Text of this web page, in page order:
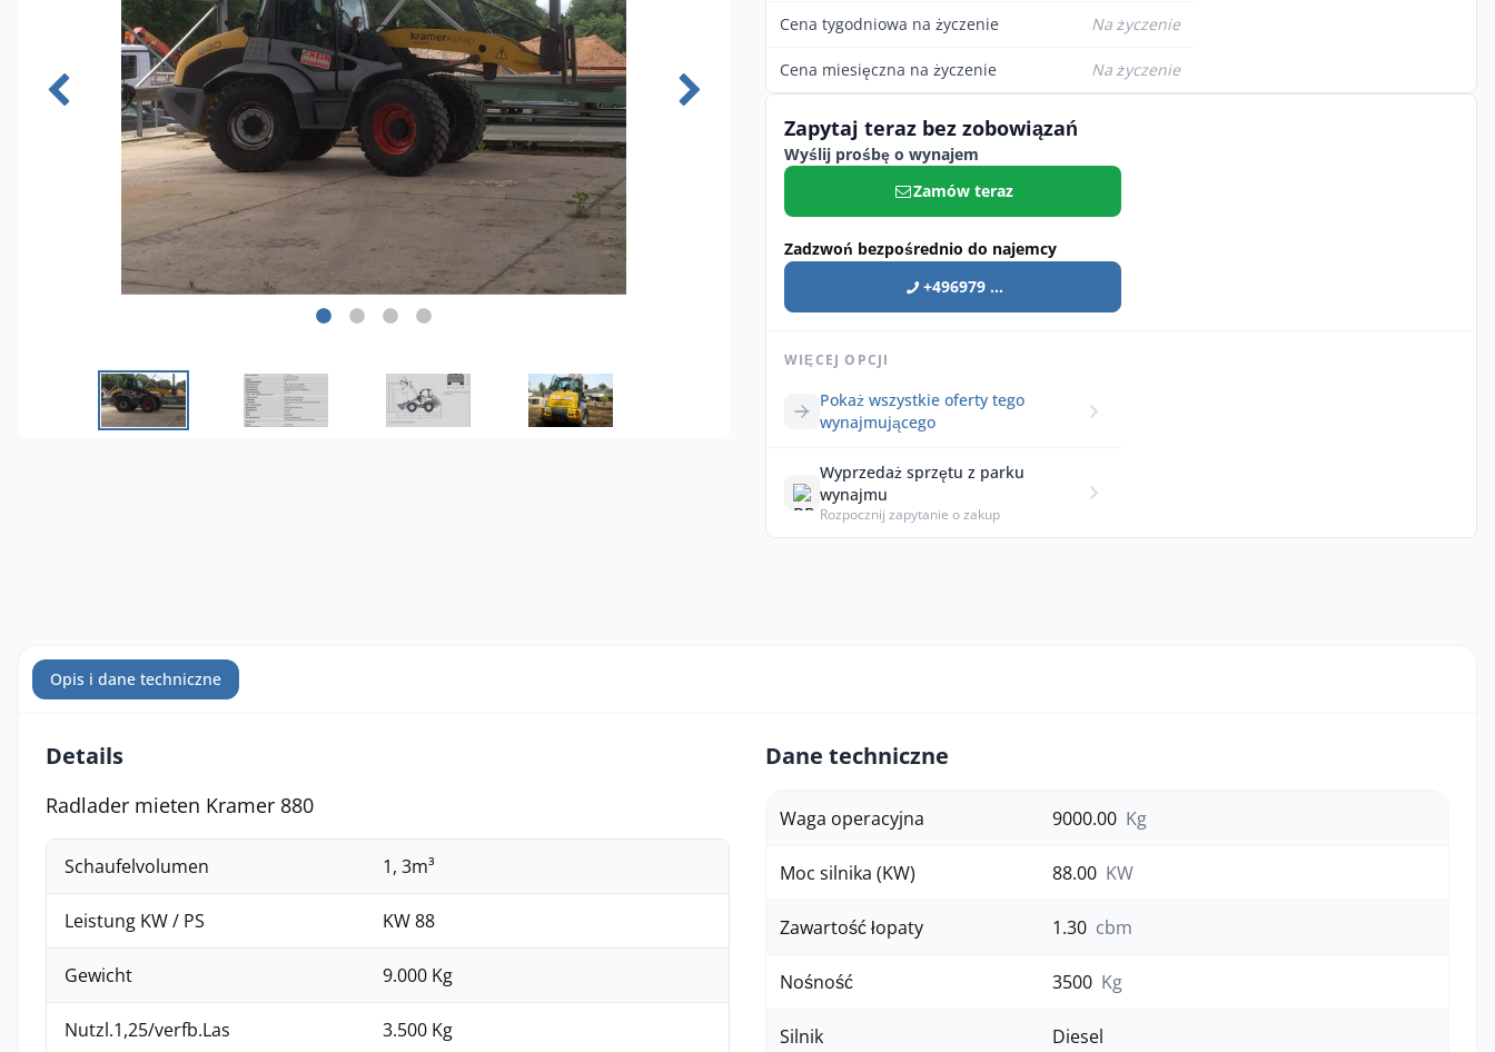
Cena tygodniowa na życzenie Na życzenie
Cena miesięczna na życzenie Na życzenie
Zapytaj teraz bez zobowiązań
Wyślij prośbę o wynajem
Zamów teraz
Zadzwoń bezpośrednio do najemcy
+496979 ...
WIĘCEJ OPCJI
Pokaż wszystkie oferty tego
wynajmującego
Wyprzedaż sprzętu z parku
wynajmu
Rozpocznij zapytanie o zakup
Opis i dane techniczne
Details
Radlader mieten Kramer 880
Schaufelvolumen 1, 3m³
Leistung KW / PS KW 88
Gewicht 9.000 Kg
Nutzl.1,25/verfb.Las 3.500 Kg
Dane techniczne
Waga operacyjna 9000.00 Kg
Moc silnika (KW) 88.00 KW
Zawartość łopaty 1.30 cbm
Nośność 3500 Kg
Silnik Diesel